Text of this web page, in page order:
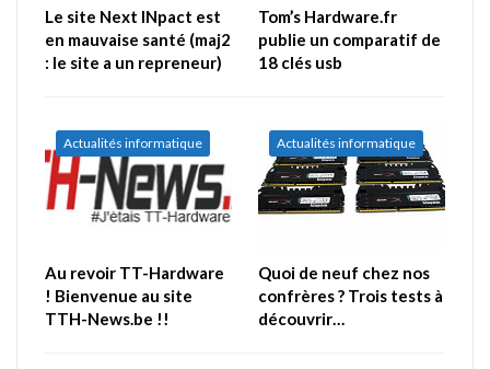
Le site Next INpact est
en mauvaise santé (maj2
: le site a un repreneur)
Tom’s Hardware.fr
publie un comparatif de
18 clés usb
Actualités informatique
Au revoir TT-Hardware
! Bienvenue au site
TTH-News.be !!
Actualités informatique
Quoi de neuf chez nos
confrères ? Trois tests à
découvrir…